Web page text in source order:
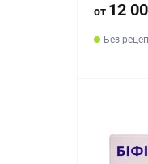
от 12
Без